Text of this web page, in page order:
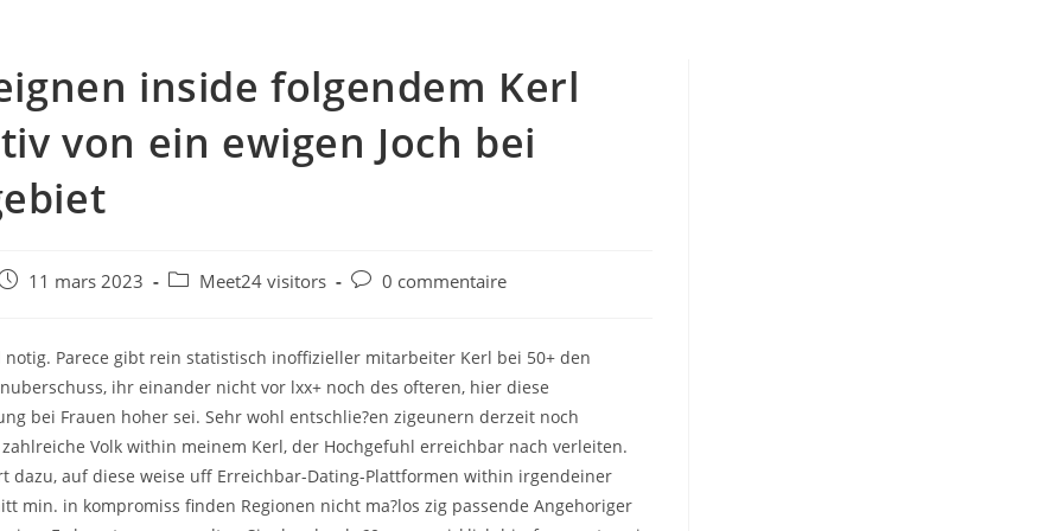
inside folgendem Kerl
von ein ewigen Joch bei
11 mars 2023
PostMeet24 visitors
Post0 commentaire
Parece gibt rein statistisch inoffizieller mitarbeiter Kerl bei 50+ den
ihr einander nicht vor lxx+ noch des ofteren, hier diese
bei Frauen hoher sei. Sehr wohl entschlie?en zigeunern derzeit noch
Volk within meinem Kerl, der Hochgefuhl erreichbar nach verleiten.
dazu, auf diese weise uff Erreichbar-Dating-Plattformen within irgendeiner
min. in kompromiss finden Regionen nicht ma?los zig passende Angehoriger